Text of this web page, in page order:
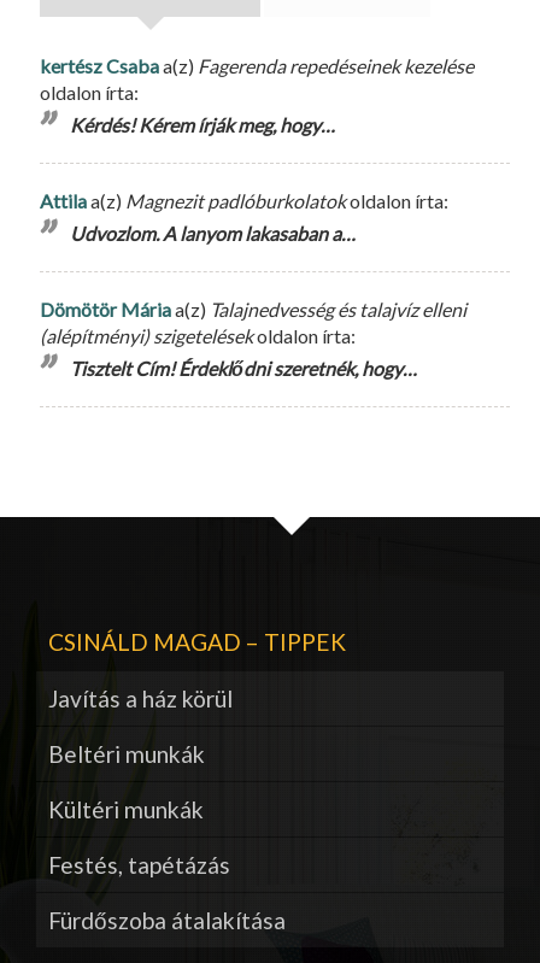
kertész Csabaa(z) Fagerenda repedéseinek kezelése
oldalon írta:
Kérdés! Kérem írják meg, hogy…
Attilaa(z) Magnezit padlóburkolatokoldalon írta:
Udvozlom. A lanyom lakasaban a…
Dömötör Máriaa(z) Talajnedvesség és talajvíz elleni
(alépítményi) szigetelésekoldalon írta:
Tisztelt Cím! Érdeklődni szeretnék, hogy…
CSINÁLD MAGAD – TIPPEK
Javítás a ház körül
Beltéri munkák
Kültéri munkák
Festés, tapétázás
Fürdőszoba átalakítása